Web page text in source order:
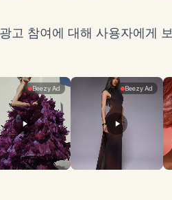
광고 참여에 대해 사용자에게